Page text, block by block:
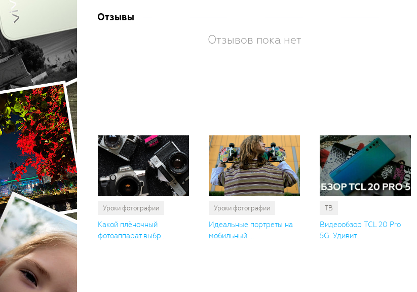
Отзывы
Отзывов пока нет
Уроки фотографии
Какой плёночный
фотоаппарат выбр...
Уроки фотографии
Идеальные портреты на
мобильный ...
ТВ
Видеообзор TCL 20 Pro
5G: Удивит...